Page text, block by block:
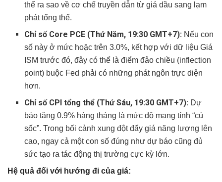
thể ra sao về cơ chế truyền dẫn từ giá dầu sang lạm
phát tổng thể.
Chỉ số Core PCE (Thứ Năm, 19:30 GMT+7): Nếu con
số này ở mức hoặc trên 3.0%, kết hợp với dữ liệu Giá
ISM trước đó, đây có thể là điểm đảo chiều (inflection
point) buộc Fed phải có những phát ngôn trực diện
hơn.
Chỉ số CPI tổng thể (Thứ Sáu, 19:30 GMT+7): Dự
báo tăng 0.9% hàng tháng là mức độ mang tính “cú
sốc”. Trong bối cảnh xung đột đẩy giá năng lượng lên
cao, ngay cả một con số đúng như dự báo cũng đủ
sức tạo ra tác động thị trường cực kỳ lớn.
Hệ quả đối với hướng đi của giá: